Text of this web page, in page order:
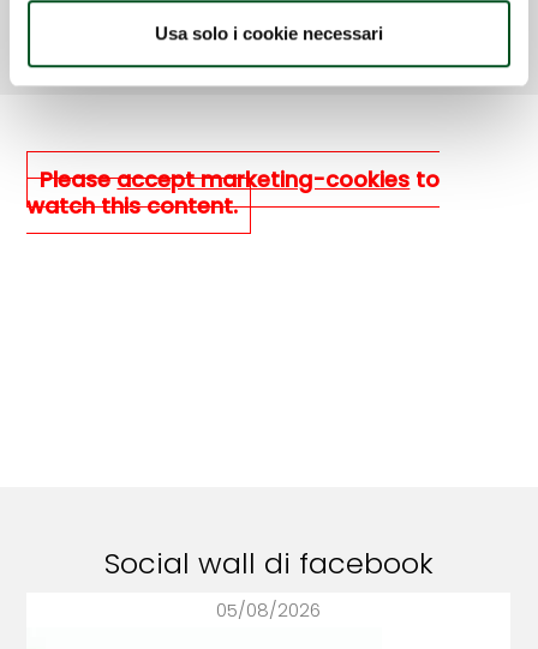
Usa solo i cookie necessari
Pleaseaccept marketing-cookies to
watch this content.
Social wall di facebook
05/08/2026